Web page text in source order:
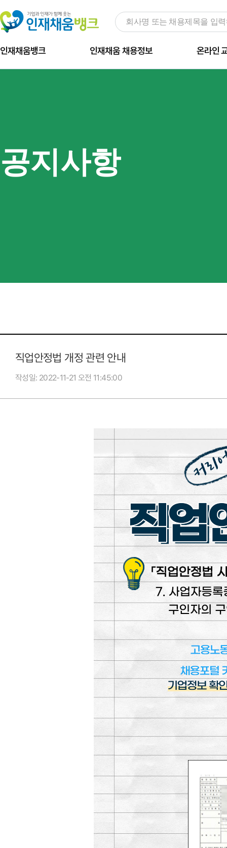
인재채움뱅크 인재채움 채용정보 온라인
공지사항
직업안정법 개정 관련 안내
작성일 2022-11-21 오전 11:45:00